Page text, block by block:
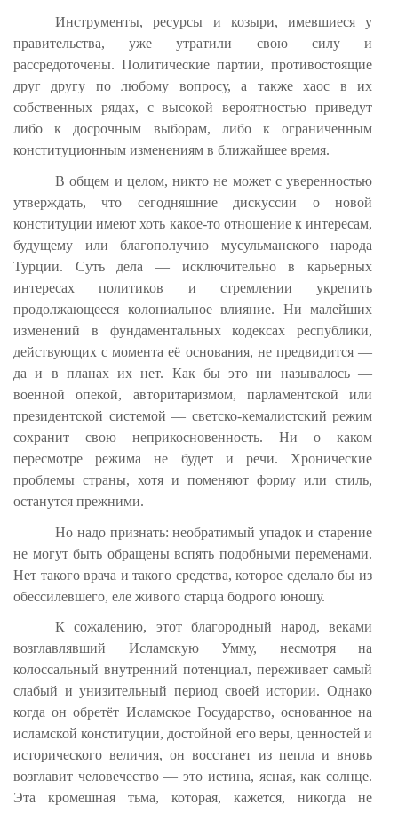
Инструменты, ресурсы и козыри, имевшиеся у
правительства, уже утратили свою силу и
рассредоточены. Политические партии, противостоящие
друг другу по любому вопросу, а также хаос в их
собственных рядах, с высокой вероятностью приведут
либо к досрочным выборам, либо к ограниченным
конституционным изменениям в ближайшее время.
В общем и целом, никто не может с уверенностью
утверждать, что сегодняшние дискуссии о новой
конституции имеют хоть какое-то отношение к интересам,
будущему или благополучию мусульманского народа
Турции. Суть дела — исключительно в карьерных
интересах политиков и стремлении укрепить
продолжающееся колониальное влияние. Ни малейших
изменений в фундаментальных кодексах республики,
действующих с момента её основания, не предвидится —
да и в планах их нет. Как бы это ни называлось —
военной опекой, авторитаризмом, парламентской или
президентской системой — светско-кемалистский режим
сохранит свою неприкосновенность. Ни о каком
пересмотре режима не будет и речи. Хронические
проблемы страны, хотя и поменяют форму или стиль,
останутся прежними.
Но надо признать: необратимый упадок и старение
не могут быть обращены вспять подобными переменами.
Нет такого врача и такого средства, которое сделало бы из
обессилевшего, еле живого старца бодрого юношу.
К сожалению, этот благородный народ, веками
возглавлявший Исламскую Умму, несмотря на
колоссальный внутренний потенциал, переживает самый
слабый и унизительный период своей истории. Однако
когда он обретёт Исламское Государство, основанное на
исламской конституции, достойной его веры, ценностей и
исторического величия, он восстанет из пепла и вновь
возглавит человечество — это истина, ясная, как солнце.
Эта кромешная тьма, которая, кажется, никогда не